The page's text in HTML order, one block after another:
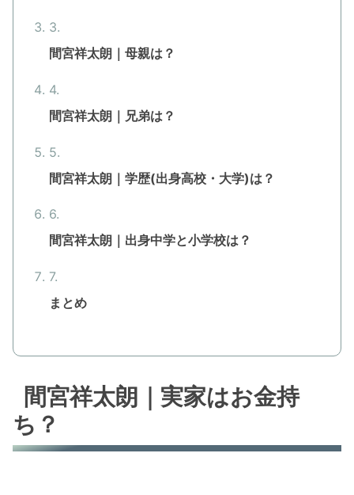
間宮祥太朗｜母親は？
間宮祥太朗｜兄弟は？
間宮祥太朗｜学歴(出身高校・大学)は？
間宮祥太朗｜出身中学と小学校は？
まとめ
間宮祥太朗｜実家はお金持
ち？